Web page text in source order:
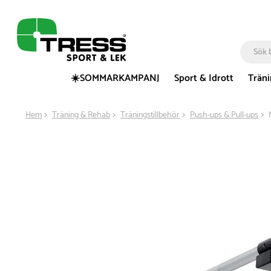
☀️SOMMARKAMPANJ
Sport & Idrott
Hem Träning & Rehab Träningstillbehör Push-ups & Pull-ups